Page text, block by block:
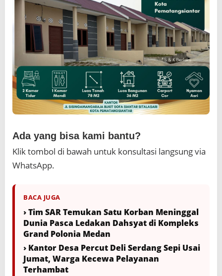
Ada yang bisa kami bantu?
Klik tombol di bawah untuk konsultasi langsung via
WhatsApp.
BACA JUGA
› Tim SAR Temukan Satu Korban Meninggal
Dunia Pasca Ledakan Dahsyat di Kompleks
Grand Polonia Medan
› Kantor Desa Percut Deli Serdang Sepi Usai
Jumat, Warga Kecewa Pelayanan
Terhambat